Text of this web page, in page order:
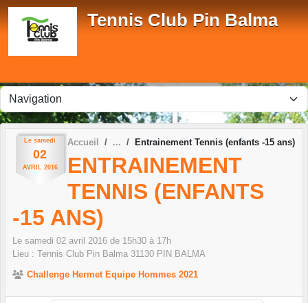
Tennis Club Pin Balma
Le samedi
02
AVRIL 2016
Accueil Entrainement Tennis (enfants -15 ans)
ENTRAINEMENT
TENNIS (ENFANTS
-15 ANS)
Le samedi 02 avril 2016 de 15h30 à 17h
Lieu : Tennis Club Pin Balma 31130 PIN BALMA
Challenge Hermet Equipe Hommes 2021
Panneau de gestion des cookies